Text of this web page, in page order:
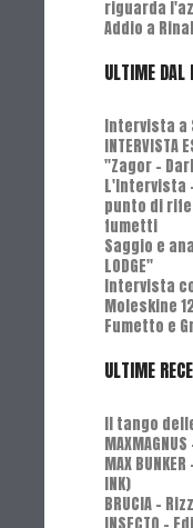
riguarda
Addio a
ULTIME DAL
Intervista a
INTERVISTA
"Zagor -
L'Intervista
punto di
fumetti
Saggio e
LODGE"
Intervista
Moleskine
Fumetto e
ULTIME
Il tango
MAX BUNKER
INK)
BRUCIA -